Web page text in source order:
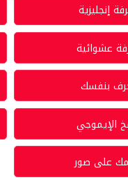
إنجليزية
عشوائية
بنفسك
الإيموجي
على صور